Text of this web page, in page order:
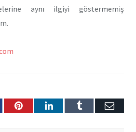
aynı ilgiyi göstermemiş
PinterestLinkedInTumblr E-